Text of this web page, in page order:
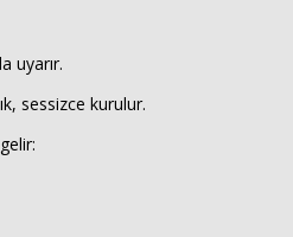
uyarır.
sessizce kurulur.